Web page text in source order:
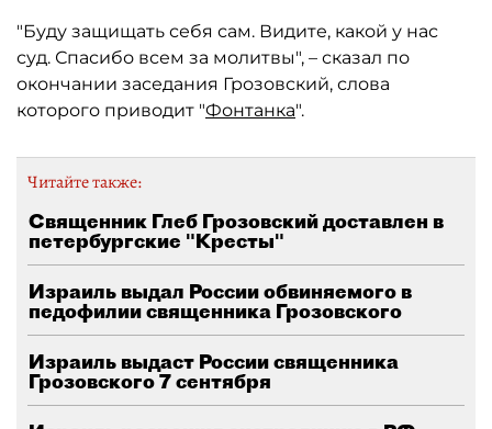
"Буду защищать себя сам. Видите, какой у нас
суд. Спасибо всем за молитвы", – сказал по
окончании заседания Грозовский, слова
которого приводит "Фонтанка".
Читайте также:
Священник Глеб Грозовский доставлен в
петербургские "Кресты"
Израиль выдал России обвиняемого в
педофилии священника Грозовского
Израиль выдаст России священника
Грозовского 7 сентября